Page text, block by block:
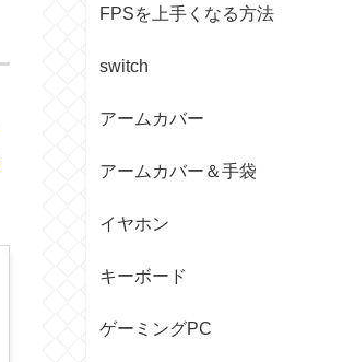
FPSを上手くなる方法
switch
アームカバー
アームカバー＆手袋
イヤホン
キーボード
ゲーミングPC